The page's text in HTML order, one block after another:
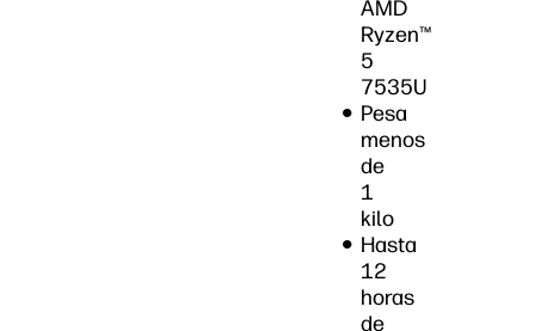
AMD
Ryzen™
5
7535U
Pesa
menos
de
1
kilo
Hasta
12
horas
de